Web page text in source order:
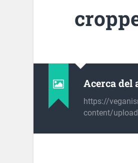
Acerca del
https://
content/